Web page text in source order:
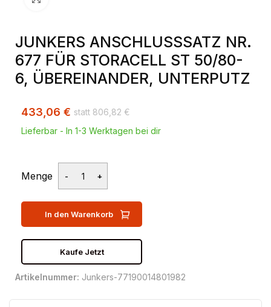
JUNKERS ANSCHLUSSSATZ NR.
677 FÜR STORACELL ST 50/80-
6, ÜBEREINANDER, UNTERPUTZ
806,82 €
433,06 €
Lieferbar - In 1-3 Werktagen bei dir
Menge
In den Warenkorb
Kaufe Jetzt
Artikelnummer: Junkers-77190014801982